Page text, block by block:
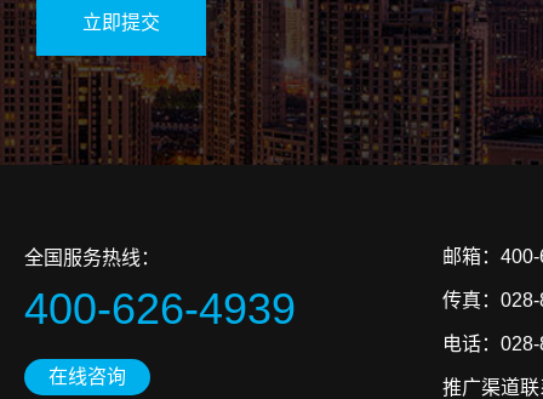
全国服务热线：
400-626-4939
在线咨询
邮箱：
传真：
电话：
推广渠道